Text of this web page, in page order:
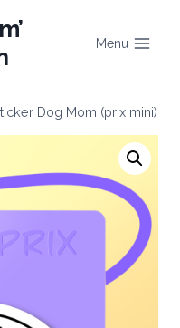
Menu
Dog Mom (prix mini)